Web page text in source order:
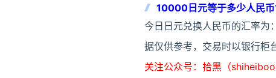
10000日元等于多少人民
今日日元兑换人民币的汇率
据仅供参考，交易时以银行柜
关注公众号：拾黑（